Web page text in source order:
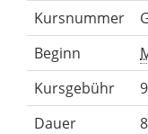
Kursnummer
Beginn
Kursgebühr
Dauer